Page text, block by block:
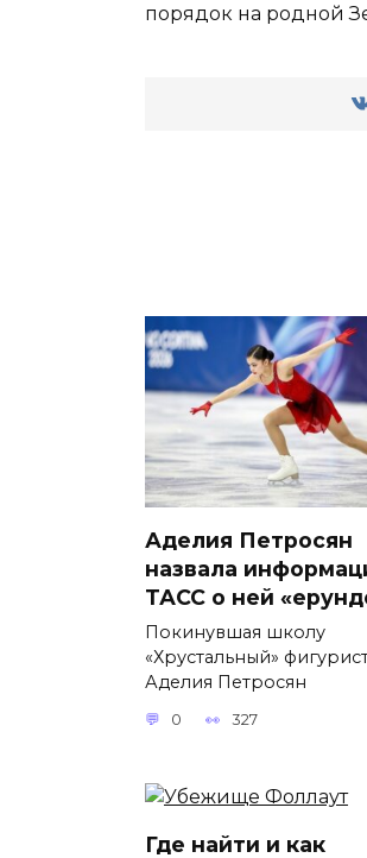
порядок на родной
Аделия Петросян
назвала
ТАСС о ней
Покинувшая школу
«Хрустальный»
Аделия Петросян
0 327
Где найти и как